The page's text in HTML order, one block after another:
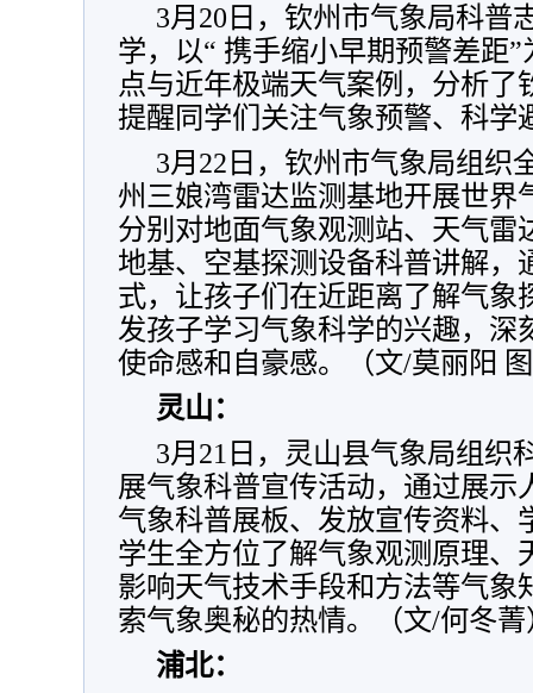
3月20日，钦州市气象局科普
学，以“ 携手缩小早期预警差距
点与近年极端天气案例，分析了
提醒同学们关注气象预警、科学
3月22日，钦州市气象局组织
州三娘湾雷达监测基地开展世界
分别对地面气象观测站、天气雷
地基、空基探测设备科普讲解，
式，让孩子们在近距离了解气象
发孩子学习气象科学的兴趣，深
使命感和自豪感。（文/莫丽阳 图
灵山：
3月21日，灵山县气象局组织
展气象科普宣传活动，通过展示
气象科普展板、发放宣传资料、
学生全方位了解气象观测原理、
影响天气技术手段和方法等气象
索气象奥秘的热情。（文/何冬菁
浦北：